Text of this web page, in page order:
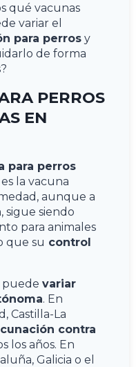
qué vacunas
variar el
para perros y
de forma
PERROS
EN
para perros
la vacuna
aunque a
sigue siendo
para animales
que su control
puede variar
. En
Castilla-La
contra
los años. En
Galicia o el